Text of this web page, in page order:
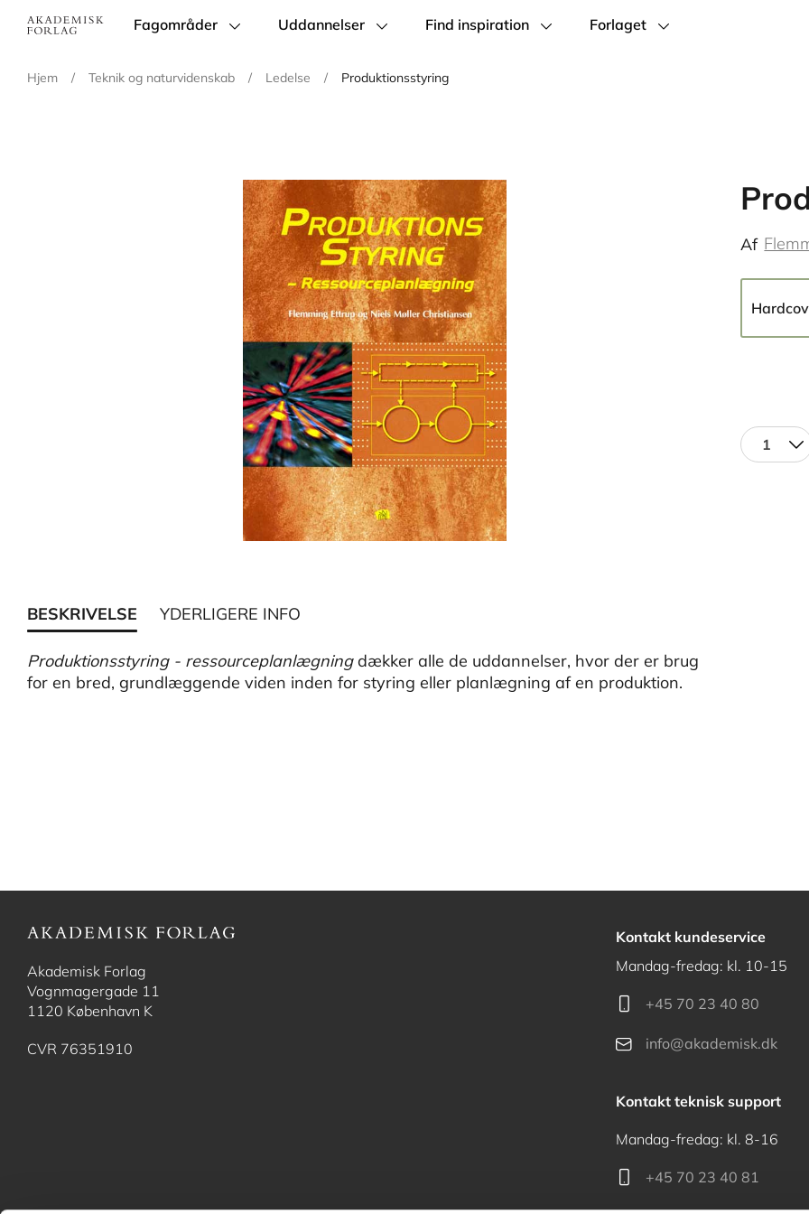
Main
Fagområder Uddannelser Find inspiration Forlaget
Hjem / Teknik og naturvidenskab / Ledelse / Produktionsstyring
Af
1
BESKRIVELSE YDERLIGERE INFO
Produktionsstyring - ressourceplanlægningdækker alle de uddannelser, hvor der er brug
for en bred, grundlæggende viden inden for styring eller planlægning af en produktion.
Akademisk Forlag
Vognmagergade 11
1120 København K
CVR 76351910
Kontakt kundeservice
Mandag-fredag: kl. 10-15
+45 70 23 40 80
info@akademisk.dk
Kontakt teknisk support
Mandag-fredag: kl. 8-16
+45 70 23 40 81